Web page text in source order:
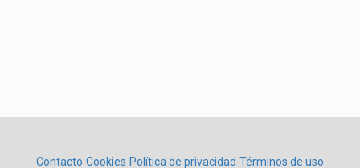
Contacto Cookies Política de privacidad Términos de uso